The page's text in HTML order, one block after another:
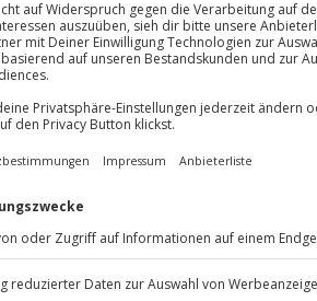
und einen Helikopter durch
echtes Abenteuer. Beim
du nicht einfach mit,
spannenden Einführung
das aufregende Gefühl, dieses
genießt du spektakuläre
spürst jede Bewegung in
dir die Möglichkeit, über dich
du Lust auf echtes Flug-
persönlicher Helikopterflug